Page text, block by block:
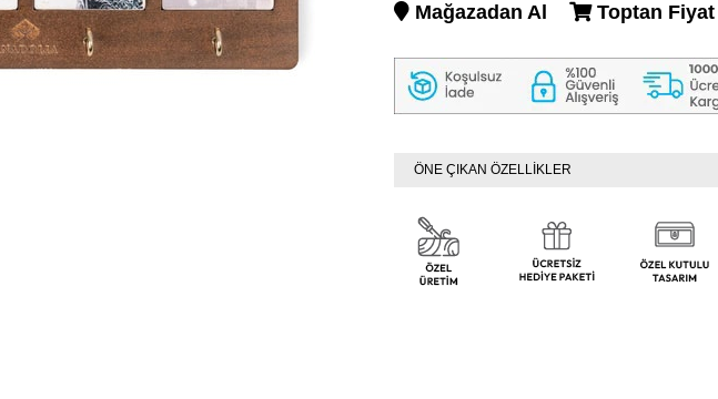
Mağazadan Al Toptan Fiyat
ÖNE ÇIKAN ÖZELLİKLER